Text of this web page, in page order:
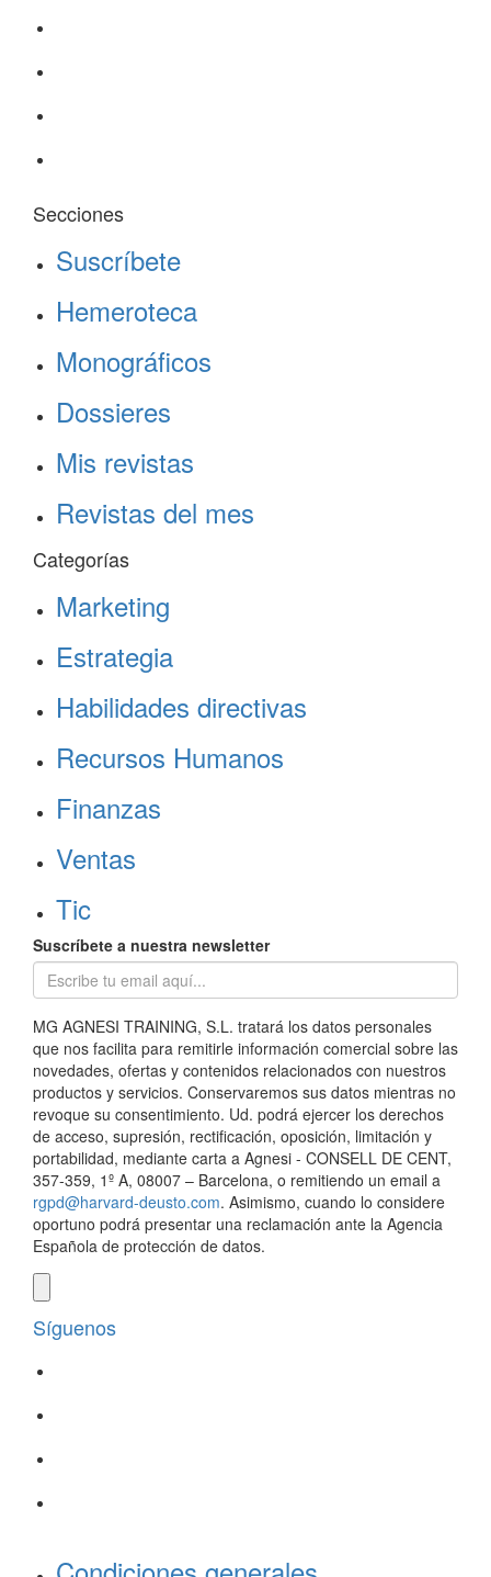
Secciones
Suscríbete
Hemeroteca
Monográficos
Dossieres
Mis revistas
Revistas del mes
Categorías
Marketing
Estrategia
Habilidades directivas
Recursos Humanos
Finanzas
Ventas
Tic
Suscríbete a nuestra newsletter
MG AGNESI TRAINING, S.L. tratará los datos personales
que nos facilita para remitirle información comercial sobre las
novedades, ofertas y contenidos relacionados con nuestros
productos y servicios. Conservaremos sus datos mientras no
revoque su consentimiento. Ud. podrá ejercer los derechos
de acceso, supresión, rectificación, oposición, limitación y
portabilidad, mediante carta a Agnesi - CONSELL DE CENT,
357-359, 1º A, 08007 – Barcelona, o remitiendo un email a
rgpd@harvard-deusto.com. Asimismo, cuando lo considere
oportuno podrá presentar una reclamación ante la Agencia
Española de protección de datos.
Síguenos